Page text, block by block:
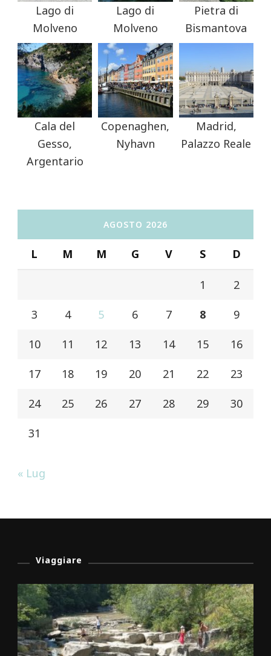
Lago di
Molveno
Lago di
Molveno
Pietra di
Bismantova
Cala del
Gesso,
Argentario
Copenaghen,
Nyhavn
Madrid,
Palazzo Reale
AGOSTO 2026
L M M G V S D
1 2
3 4 5 6 7 8 9
10 11 12 13 14 15 16
17 18 19 20 21 22 23
24 25 26 27 28 29 30
31
« Lug
Viaggiare